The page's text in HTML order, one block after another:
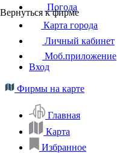
Вернуться к фирме
Погода
Карта города
Личный кабинет
Моб.приложение
Вход
Фирмы на карте
Главная
Карта
Избранное